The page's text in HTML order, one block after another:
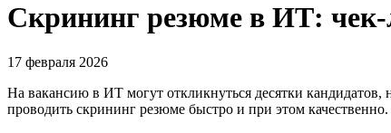
Скрининг резюме в ИТ: чек-
17 февраля 2026
На вакансию в ИТ могут откликнуться десятки
проводить скрининг резюме быстро и при этом качественно.